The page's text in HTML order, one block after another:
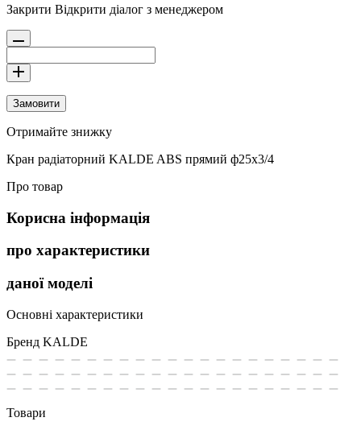
Закрити Відкрити діалог з менеджером
Замовити
Отримайте знижку
Кран радіаторний KALDE ABS прямий ф25х3/4
Про товар
Корисна інформація
про характеристики
даної моделі
Основні характеристики
Бренд KALDE
Товари